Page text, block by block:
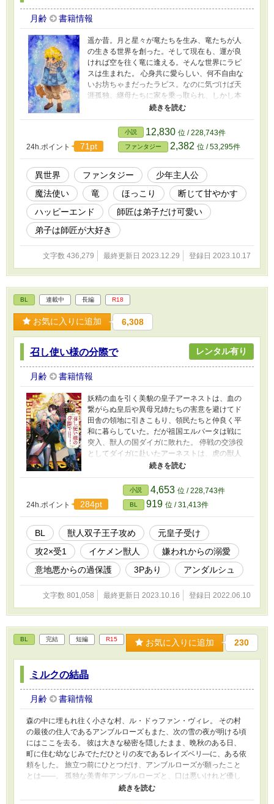
月齢 書籍情報
遥か昔。月と星々が竜たちを生み、竜たちが人
の生きる世界を創った。そして現在も、運が良
ければ空を往く竜に逢える。そんな世界にラピ
スは生まれた。 心身共に愛らしい、何不自由な
いお坊ちゃまだったラピス。なのに気づけば天
涯孤独。継母たちに家を乗っ取られ、しかし本
人はイマイチ虐げられている自覚がない。おっ
そうに！ けれど、『竜のお導き』か。 ある夜出
会った「大魔法使い」なる（見た目は）美青年
に、竜と交流する才能を見出されて弟子入り
へ。美味しいものを食べたり楽しく遊んだりす
る授業を受けて、幸せ弟子生活を満喫していた
ら、事態急変。いきなり「世界を救う旅」に出
ることになった。 世界は大変な状況。でもどこ
までもおっとりマイペースなラピス少年と、こ
じらせ師匠が隙あらばイチャつく、ほっこりド
ラゴンファンタジー。 ☆感想欄は基本的にネタ
バレチェックを入れておりません。ご留意くだ
さい。
24h.ポイント 71pt
小説 12,830 位 / 228,743件
ファンタジー 2,382 位 / 53,295件
異世界 ファンタジー
少年主人公
魔法使い
竜 ほっこり
断じて甘やかす
ハッピーエンド
師匠は弟子だけ可愛い
弟子は師匠が大好き
文字数 436,279 最終更新日 2023.12.29 登録日 2023.10.17
BL 連載中 長編 R18
お気に入りに追加 6,308
召し使い様の分際で レンタル有り
月齢 書籍情報
妖精の血を引く美貌の皇子アーネストは、血の
繋がらぬ皇后や異母兄姉たちの害意を避けてド
田舎の領地に引きこもり、領民たちと仲良く平
和に暮らしていた。だが祖国エルバータは戦に
突入、獣人の国ダイガに敗れた。 停戦の交渉役
としてダイガに赴いたアーネストは、虎の獣人
である双子の王子と出会う。 エルバータ皇族を
憎む彼らとの交渉の末、召し使いとして仕える
ことになったアーネスト。多額の賠償金を背負
わされるも、「お金稼ぐぞ！」と本人は前向
き。 やる気はあるが病弱で箱入りで、何をやっ
ても周囲をハラハラさせるポンコツ召し使いっ
ぷりを発揮しながら、イケメンだが傍若無人な
双子の獣人王子をも振り回す日々が始まる。
「とんでもねーな、こいつ！」（双子王子の苦
情） ※タグをご確認の上、苦手そうと思われた
方はご遠慮ください。 ※R18シーンに予告は入
りません。 ※戦に関してリアルを求める方には
不向きです。何でもありのBL童話としてご納得
いただける方向け。 ※コメント欄は基本ネタバ
24h.ポイント 284pt
小説 4,653 位 / 228,743件
BL 919 位 / 31,413件
BL 獣人双子王子攻め
元皇子受け
攻2×受1
イケメン獣人
嫌われからの溺愛
意地悪からの過保護
3Pあり アンダルシュ
文字数 801,058 最終更新日 2023.10.16 登録日 2022.06.10
BL 完結 短編 R15 お気に入りに追加 230
ミルクの結晶
月齢 書籍情報
森の中に埋もれ往く小さな村、ル・ドゥファン・ヴィレ。 その村
の最後の住人であるアンブルローズもまた、次の雪の夜が明ける頃
にはここを去る。 彼は大きな秘密を隠したまま、晩秋のある日、
町に住む幼なじみでただひとりの友であるレイズベリ―に、ある依
頼をした。 旅立つ前にひとつだけ、アンブルローズが願ったこと
とは――。 孤独な美青年アンブルローズと、口は悪いけれど優し
いレイズベリ―。 秋の森と初雪が見ていた、白い表紙の物語。 ❆
カクヨムさんに別名義で公開していた、BL童話風味の短編です。